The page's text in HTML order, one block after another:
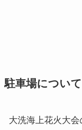
駐車場について
大洗海上花火大